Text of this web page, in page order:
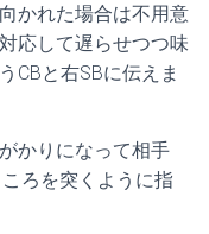
かれた場合は不用意
応して遅らせつつ味
CBと右SBに伝えま
かりになって相手
ろを突くように指